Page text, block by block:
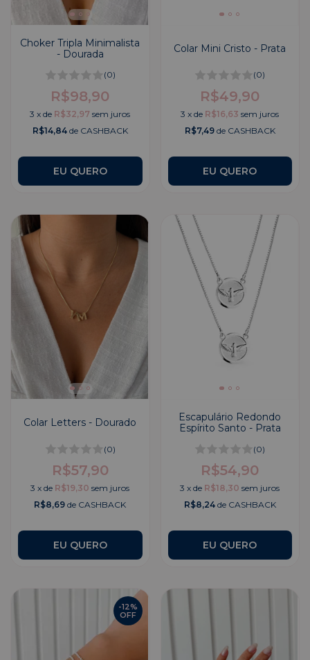
Choker Tripla Minimalista
- Dourada
(0)
R$98,90
3 xde R$32,97 sem juros
R$14,84de CASHBACK
Colar Mini Cristo - Prata
(0)
R$49,90
3 xde R$16,63 sem juros
R$7,49de CASHBACK
Colar Letters - Dourado
(0)
R$57,90
3 xde R$19,30 sem juros
R$8,69 de CASHBACK
EU QUERO
Escapulário Redondo
Espírito Santo - Prata
(0)
R$54,90
3 xde R$18,30 sem juros
R$8,24de CASHBACK
-12%
OFF